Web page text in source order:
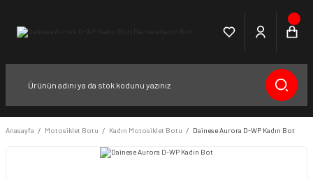
Anasayfa Motosiklet Botu Kadın Motosiklet Botu Dainese Aurora D-WP Kadın Bot